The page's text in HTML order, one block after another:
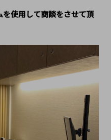
使用して商談をさせて頂